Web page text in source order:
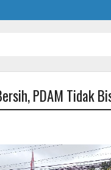
PDAM Tidak